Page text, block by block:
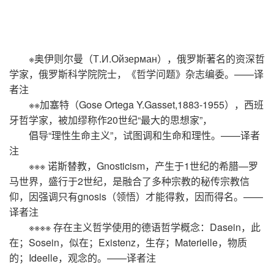
※奥伊则尔曼（Т.И.Ойзерман），俄罗斯著名的资深哲
学家，俄罗斯科学院院士，《哲学问题》杂志编委。——译
者注
※※加塞特（Gose Ortega Y.Gasset,1883-1955），西班
牙哲学家，被加缪称作20世纪“最大的思想家”，
倡导“理性生命主义”，试图调和生命和理性。——译者
注
※※※ 诺斯替教，Gnosticism，产生于1世纪的希腊—罗
马世界，盛行于2世纪，是融合了多种宗教的秘传宗教信
仰，因强调只有gnosis（领悟）才能得救，因而得名。——
译者注
※※※※ 存在主义哲学使用的德语哲学概念：Dasein，此
在；Sosein，似在；Existenz，生存；Materielle，物质
的；Ideelle，观念的。——译者注